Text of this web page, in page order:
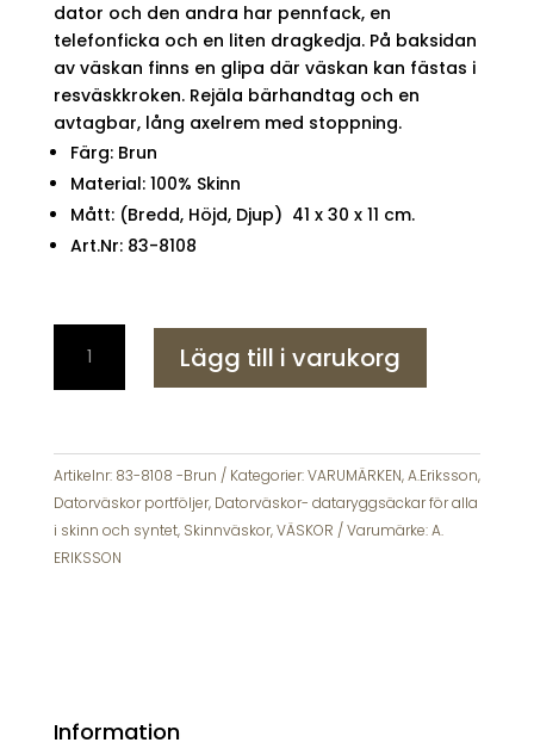
dator och den andra har pennfack, en
telefonficka och en liten dragkedja. På baksidan
av väskan finns en glipa där väskan kan fästas i
resväskkroken. Rejäla bärhandtag och en
avtagbar, lång axelrem med stoppning.
Färg: Brun
Material: 100% Skinn
Mått: (Bredd, Höjd, Djup) 41 x 30 x 11 cm.
Art.Nr: 83-8108
Eriksson
Gullkrona
Datorväska
Portfölj
Brun
mängd
Lägg till i varukorg
Artikelnr: 83-8108 -Brun Kategorier:VARUMÄRKEN,A.Eriksson,
Datorväskor portföljer, Datorväskor- dataryggsäckar för alla
i skinn och syntet, Skinnväskor,VÄSKOR Varumärke:A.
ERIKSSON
Information